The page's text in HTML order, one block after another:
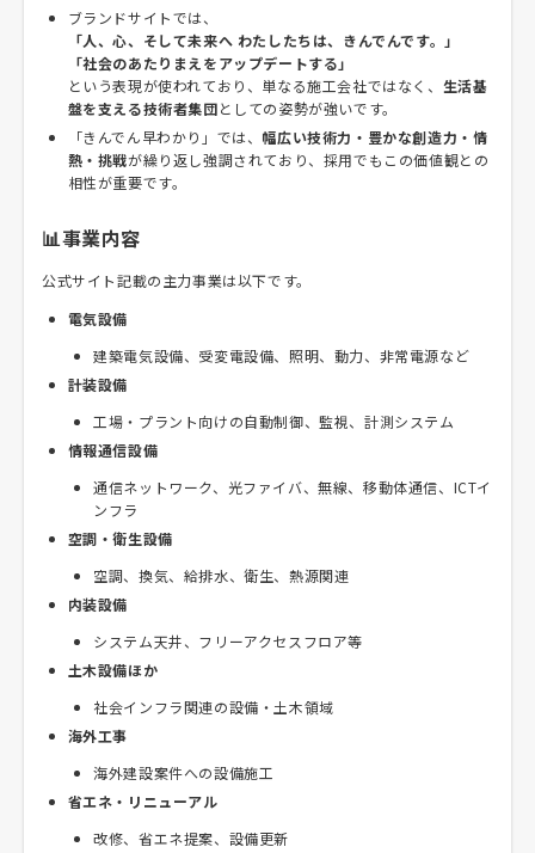
ブランドサイトでは、
「人、心、そして未来へ わたしたちは、きんでんです。」
「社会のあたりまえをアップデートする」
という表現が使われており、単なる施工会社ではなく、 生活基
盤を支える技術者集団としての姿勢が強いです。
「きんでん早わかり」では、 幅広い技術力・豊かな創造力・情
熱・挑戦が繰り返し強調されており、採用でもこの価値観との
相性が重要です。
📊事業内容
公式サイト記載の主力事業は以下です。
電気設備
建築電気設備、受変電設備、照明、動力、非常電源など
計装設備
工場・プラント向けの自動制御、監視、計測システム
情報通信設備
通信ネットワーク、光ファイバ、無線、移動体通信、ICTイ
ンフラ
空調・衛生設備
空調、換気、給排水、衛生、熱源関連
内装設備
システム天井、フリーアクセスフロア等
土木設備ほか
社会インフラ関連の設備・土木領域
海外工事
海外建設案件への設備施工
省エネ・リニューアル
改修、省エネ提案、設備更新